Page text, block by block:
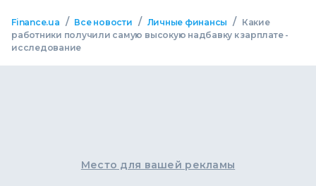
Finance.ua / Все новости / Личные финансы /
Какие
работники получили самую высокую надбавку к зарплате -
исследование
Место для вашей рекламы